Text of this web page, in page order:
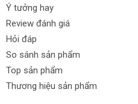
Ý tưởng hay
Review đánh giá
Hỏi đáp
So sánh sản phẩm
Top sản phẩm
Thương hiệu sản phẩm